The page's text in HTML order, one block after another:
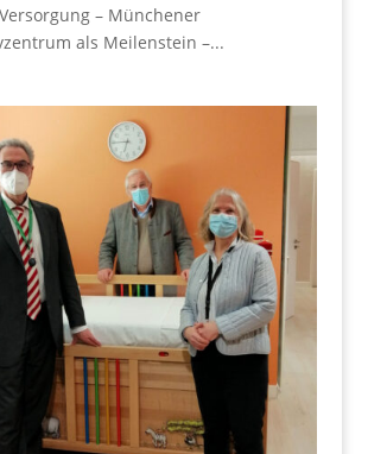
– Münchener
als Meilenstein –...